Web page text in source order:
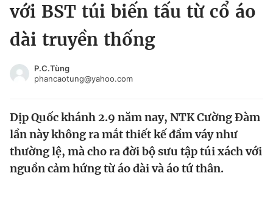
Chuyên mục khác
Chào ngày mới Tin 24h
Video Magazine
Sản phẩm khác
Tin đã lưu
Tin đã xem
Đăng xuất
với BST túi biến tấu từ cổ áo
dài truyền thống
P.C.Tùng
phancaotung@yahoo.com
Dịp Quốc khánh 2.9 năm nay, NTK Cường Đàm
lần này không ra mắt thiết kế đầm váy như
thường lệ, mà cho ra đời bộ sưu tập túi xách với
nguồn cảm hứng từ áo dài và áo tứ thân.